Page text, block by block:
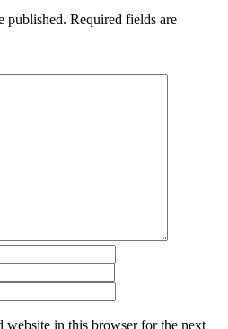
published. Required fields are
website in this browser for the next